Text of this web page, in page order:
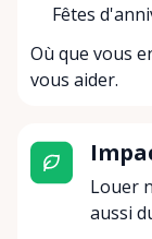
Fêtes
Où que vous
vous aider.
Louer
aussi